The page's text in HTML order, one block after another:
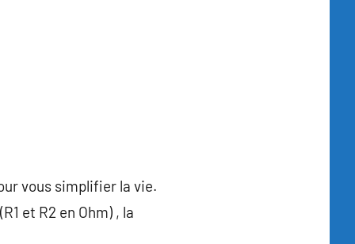
vous simplifier la vie.
et R2 en Ohm) , la